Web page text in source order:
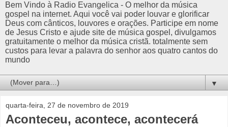
Bem Vindo à Radio Evangelica - O melhor da música
gospel na internet. Aqui você vai poder louvar e glorificar
Deus com cânticos, louvores e orações. Participe em nome
de Jesus Cristo e ajude site de música gospel, divulgamos
gratuitamente o melhor da música cristã. totalmente sem
custos para levar a palavra do senhor aos quatro cantos do
mundo
▼
quarta-feira, 27 de novembro de 2019
Aconteceu, acontece, acontecerá